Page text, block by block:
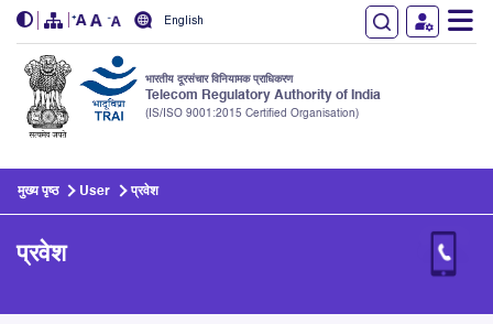
English
भारतीय दूरसंचार विनियामक प्राधिकरण
Telecom Regulatory Authority of India
(IS/ISO 9001:2015 Certified Organisation)
मुख्य पृष्ठ User प्रवेश
प्रवेश